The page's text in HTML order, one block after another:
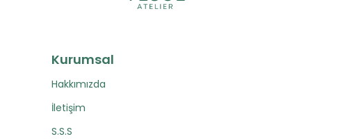
Kurumsal
Hakkımızda
İletişim
S.S.S